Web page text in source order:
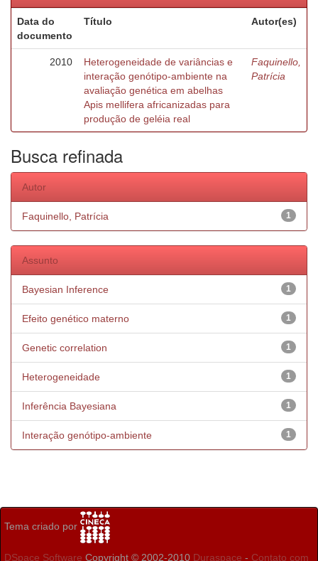
Data do
documento
Título Autor(es)
2010
Heterogeneidade de variâncias e
interação genótipo-ambiente na
avaliação genética em abelhas
Apis mellifera africanizadas para
produção de geléia real
Faquinello,
Patrícia
Busca refinada
Autor
1
Faquinello, Patrícia
Assunto
1
Bayesian Inference
1
Efeito genético materno
1
Genetic correlation
1
Heterogeneidade
1
Inferência Bayesiana
1
Interação genótipo-ambiente
Tema criado por
DSpace Software Copyright © 2002-2010 Duraspace - Contato com